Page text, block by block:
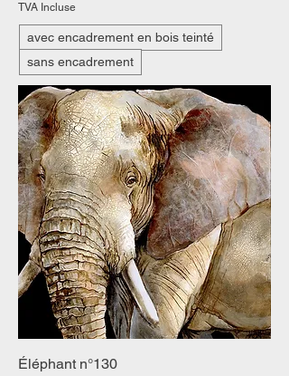
TVA Incluse
avec encadrement en bois teinté
sans encadrement
Éléphant n°130